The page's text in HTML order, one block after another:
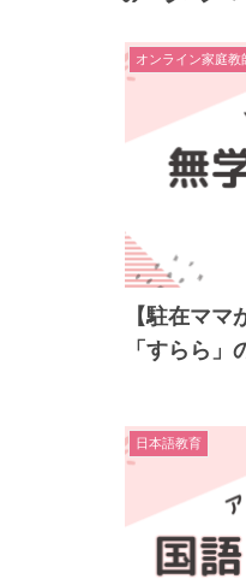
オンライン家庭教
【駐在マ
「すらら」
日本語教育